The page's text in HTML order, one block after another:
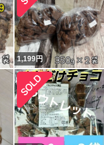
1,199円